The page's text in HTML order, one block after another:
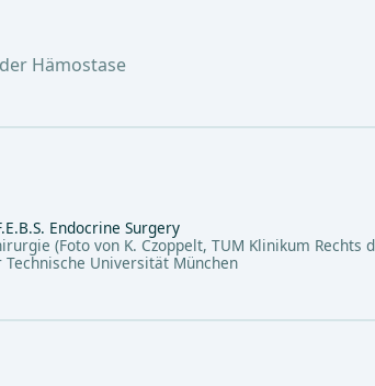
Hämostase
Endocrine Surgery
(Foto von K. Czoppelt, TUM Klinikum Rechts
Universität München